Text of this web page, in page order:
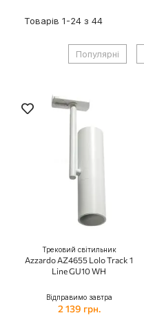
Товарів 1-24 з 44
Популярні
Трековий світильник
Azzardo AZ4655 Lolo Track 1
Line GU10 WH
Відправимо завтра
2 139 грн.